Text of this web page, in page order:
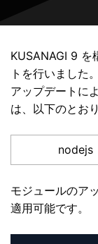
KUSANAGI 9 を
トを行いました。
アップデートに
は、以下のとお
nodejs
モジュールのア
適用可能です。